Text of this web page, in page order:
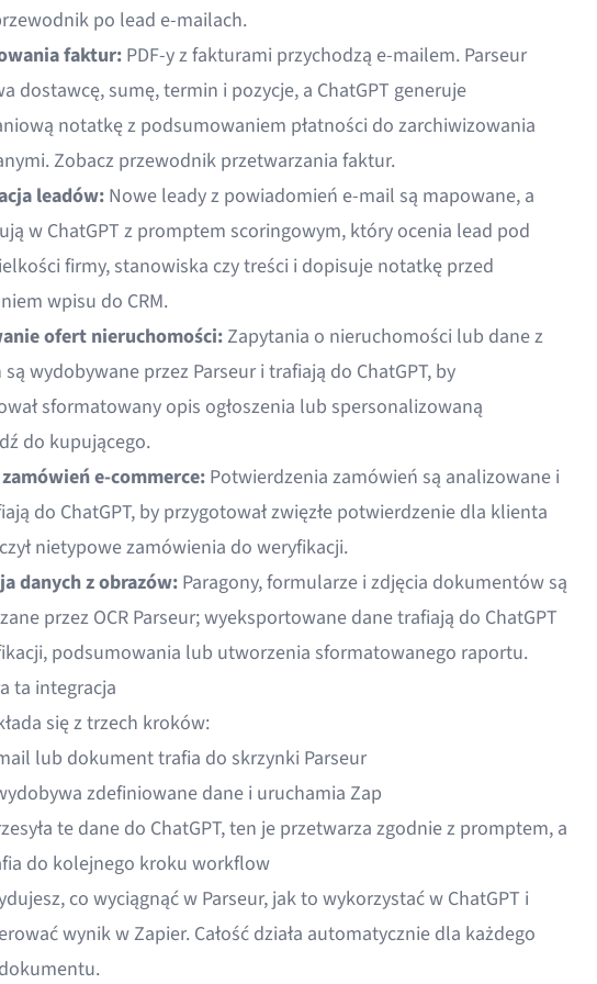
po lead e-mailach.
faktur:PDF-y z fakturami przychodzą e-mailem. Parseur
dostawcę, sumę, termin i pozycje, a ChatGPT generuje
notatkę z podsumowaniem płatności do zarchiwizowania
Zobaczprzewodnik przetwarzania faktur.
leadów:Nowe leady z powiadomień e-mail są mapowane, a
w ChatGPT z promptem scoringowym, który ocenia lead pod
firmy, stanowiska czy treści i dopisuje notatkę przed
wpisu do CRM.
ofert nieruchomości:Zapytania o nieruchomości lub dane z
są wydobywane przez Parseur i trafiają do ChatGPT, by
sformatowany opis ogłoszenia lub spersonalizowaną
do kupującego.
zamówień e-commerce:Potwierdzenia zamówień są analizowane i
do ChatGPT, by przygotował zwięzłe potwierdzenie dla klienta
nietypowe zamówienia do weryfikacji.
danych z obrazów:Paragony, formularze i zdjęcia dokumentów są
przez OCR Parseur; wyeksportowane dane trafiają do ChatGPT
podsumowania lub utworzenia sformatowanego raportu.
ta integracja
się z trzech kroków:
lub dokument trafia do skrzynki Parseur
zdefiniowane dane i uruchamia Zap
te dane do ChatGPT, ten je przetwarza zgodnie z promptem, a
do kolejnego kroku workflow
co wyciągnąć w Parseur, jak to wykorzystać w ChatGPT i
wynik w Zapier. Całość działa automatycznie dla każdego